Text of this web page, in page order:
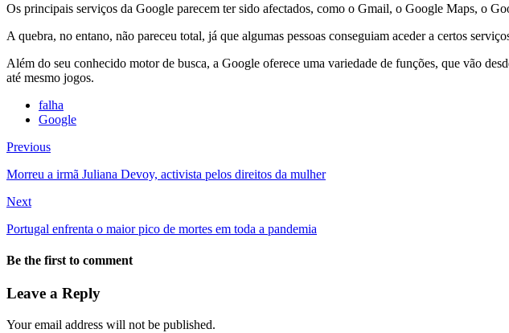
Os principais serviços da Google parecem ter sido afectados, como o Gmail, o Google Maps, o
A quebra, no entano, não pareceu total, já que algumas pessoas conseguiam aceder a certos
Além do seu conhecido motor de busca, a Google oferece uma variedade de funções, que vão
até mesmo jogos.
falha
Google
Previous
Morreu a irmã Juliana Devoy, activista pelos direitos da mulher
Next
Portugal enfrenta o maior pico de mortes em toda a pandemia
Be the first to comment
Leave a Reply
Your email address will not be published.